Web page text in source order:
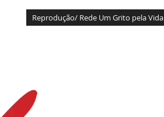
Reprodução/ Rede Um Grito pela Vida